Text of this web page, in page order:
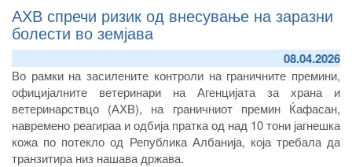
АХВ спречи ризик од внесување на заразни
болести во земјава
08.04.2026
Во рамки на засилените контроли на граничните премини,
официјалните ветеринари на Агенцијата за храна и
ветеринарствцо (АХВ), на граничниот премин Ќафасан,
навремено реагираа и одбија пратка од над 10 тони јагнешка
кожа по потекло од Република Албанија, која требала да
транзитира низ нашава држава.